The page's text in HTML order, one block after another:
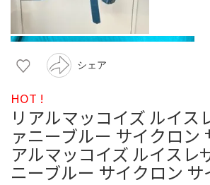
シェア
HOT !
リアルマッコイズ ルイス
ァニーブルー サイクロン
アルマッコイズ ルイスレ
ニーブルー サイクロン サ